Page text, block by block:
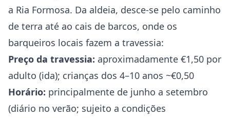
a Ria Formosa. Da aldeia, desce-se pelo caminho
de terra até ao cais de barcos, onde os
barqueiros locais fazem a travessia:
Preço da travessia: aproximadamente €1,50 por
adulto (ida); crianças dos 4–10 anos ~€0,50
Horário: principalmente de junho a setembro
(diário no verão; sujeito a condições